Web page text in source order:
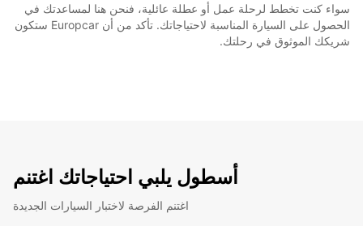
سواء كنت تخطط لرحلة عمل أو عطلة عائلية، فنحن هنا لمساعدتك في
الحصول على السيارة المناسبة لاحتياجاتك. تأكد من أن Europcar ستكون
شريكك الموثوق في رحلتك.
أسطول يلبي احتياجاتك اغتنم
اغتنم الفرصة لاختبار السيارات الجديدة